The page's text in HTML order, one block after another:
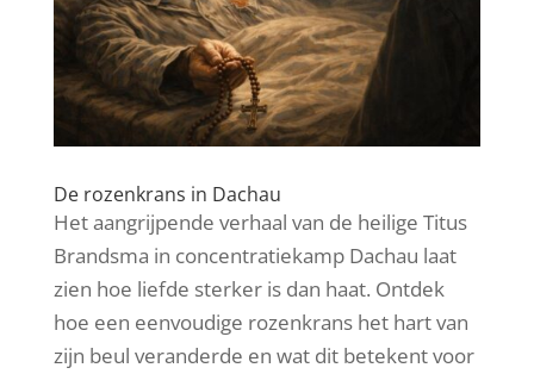
De rozenkrans in Dachau
Het aangrijpende verhaal van de heilige Titus
Brandsma in concentratiekamp Dachau laat
zien hoe liefde sterker is dan haat. Ontdek
hoe een eenvoudige rozenkrans het hart van
zijn beul veranderde en wat dit betekent voor